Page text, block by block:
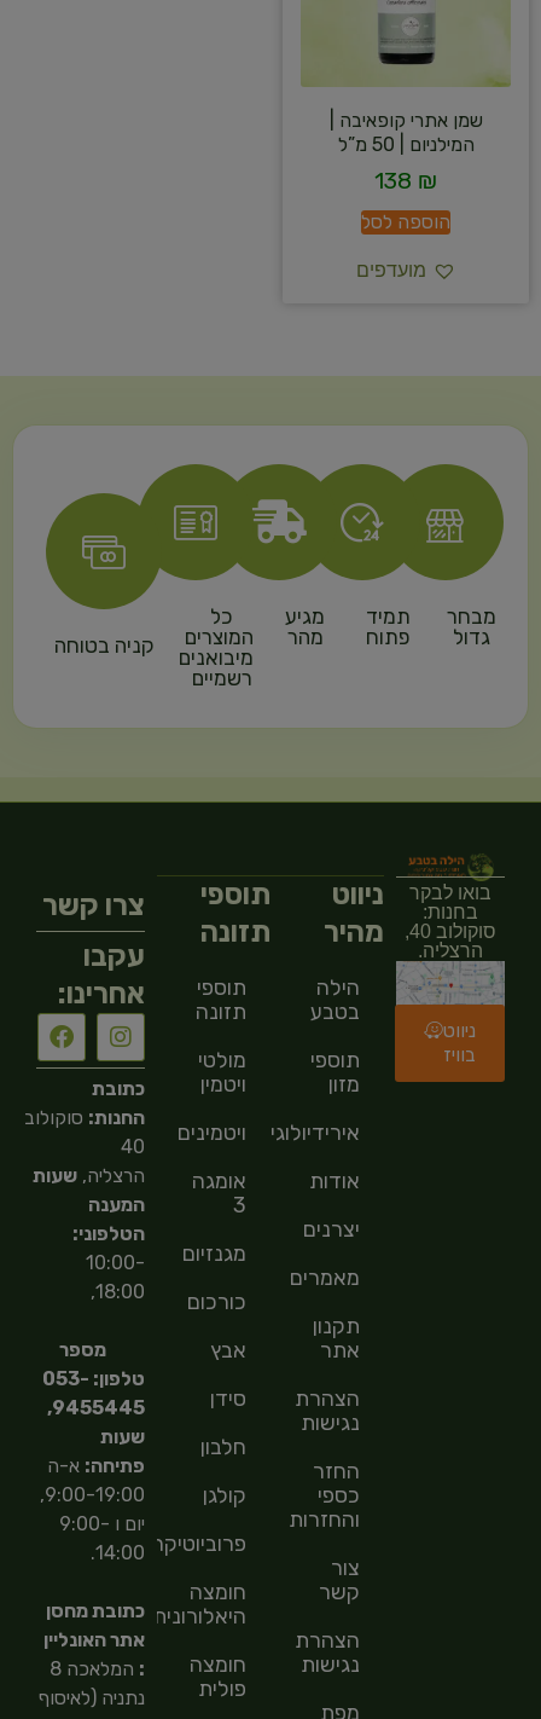
שמן אתרי קופאיבה |
המילניום | 50 מ”ל
138 ₪
הוספה לסל
מועדפים
מבחר
גדול
תמיד
פתוח
מגיע
מהר
כל
המוצרים
מיבואנים
רשמיים
קניה בטוחה
בואו לבקר
בחנות:
סוקולוב 40,
הרצליה.
ניווט
בוויז
ניווט
מהיר
הילה
בטבע
תוספי
מזון
אירידיולוגיה
אודות
יצרנים
מאמרים
תקנון
אתר
הצהרת
נגישות
החזר
כספי
והחזרות
צור
קשר
הצהרת
נגישות
מפת
תוספי
תזונה
תוספי
תזונה
מולטי
ויטמין
ויטמינים
אומגה
3
מגנזיום
כורכום
אבץ
סידן
חלבון
קולגן
פרוביוטיקה
חומצה
היאלורונית
חומצה
פולית
צרו קשר
עקבו
אחרינו:
כתובת
החנות: סוקולוב
40
הרצליה,שעות
המענה
הטלפוני:
10:00-
18:00,
מספר
טלפון: 053-
9455445,
שעות
פתיחה: א-ה
9:00-19:00,
יום ו 9:00-
14:00.
כתובת מחסן
אתר האונליין
:
המלאכה 8
נתניה (לאיסוף